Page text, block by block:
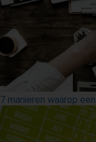
7 manieren waarop